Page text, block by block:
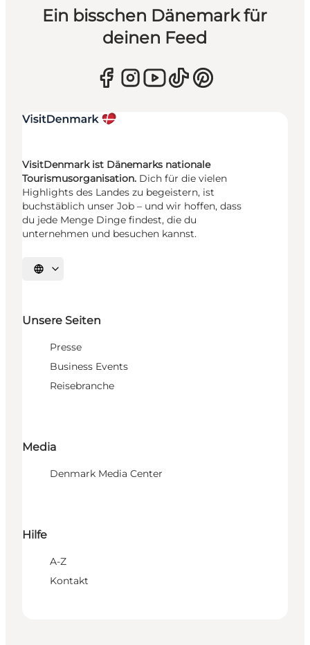
Ein bisschen Dänemark für
deinen Feed
VisitDenmark ist Dänemarks nationale
Tourismusorganisation. Dich für die vielen
Highlights des Landes zu begeistern, ist
buchstäblich unser Job – und wir hoffen, dass
du jede Menge Dinge findest, die du
unternehmen und besuchen kannst.
Sprache auswählen
Unsere Seiten
Presse
Business Events
Reisebranche
Media
Denmark Media Center
Hilfe
A-Z
Kontakt